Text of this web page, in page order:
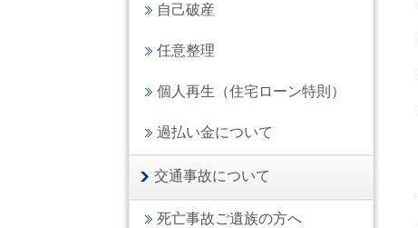
自己破産
任意整理
個人再生（住宅ローン特則）
過払い金について
交通事故について
死亡事故ご遺族の方へ